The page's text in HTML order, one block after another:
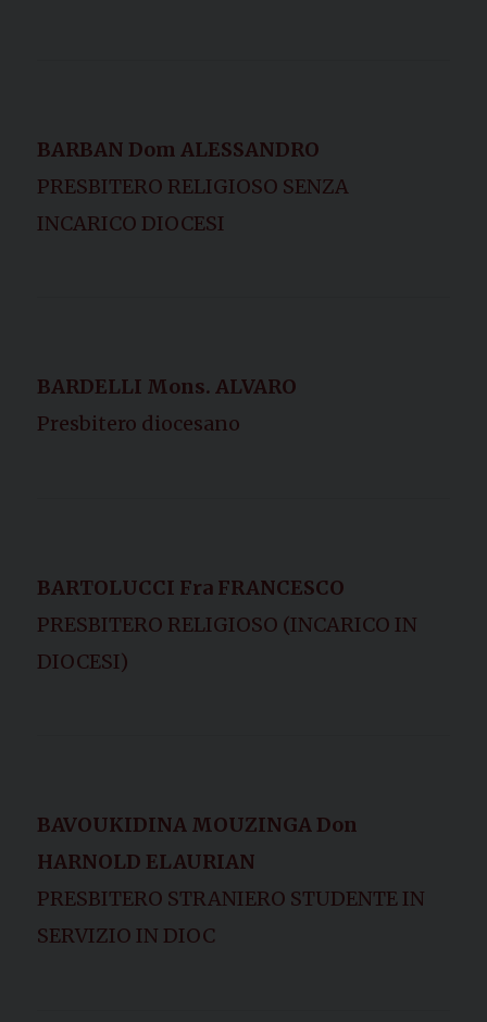
BARBAN Dom ALESSANDRO
PRESBITERO RELIGIOSO SENZA
INCARICO DIOCESI
BARDELLI Mons. ALVARO
Presbitero diocesano
BARTOLUCCI Fra FRANCESCO
PRESBITERO RELIGIOSO (INCARICO IN
DIOCESI)
BAVOUKIDINA MOUZINGA Don
HARNOLD ELAURIAN
PRESBITERO STRANIERO STUDENTE IN
SERVIZIO IN DIOC